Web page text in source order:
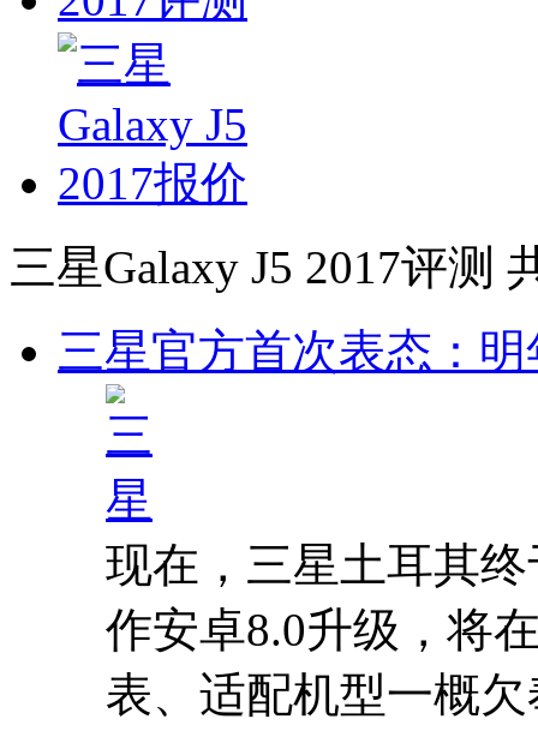
三星Galaxy J5 2017评测
三星官方首次表态：
现在，三星土耳其
作安卓8.0升级，将
表、适配机型一概